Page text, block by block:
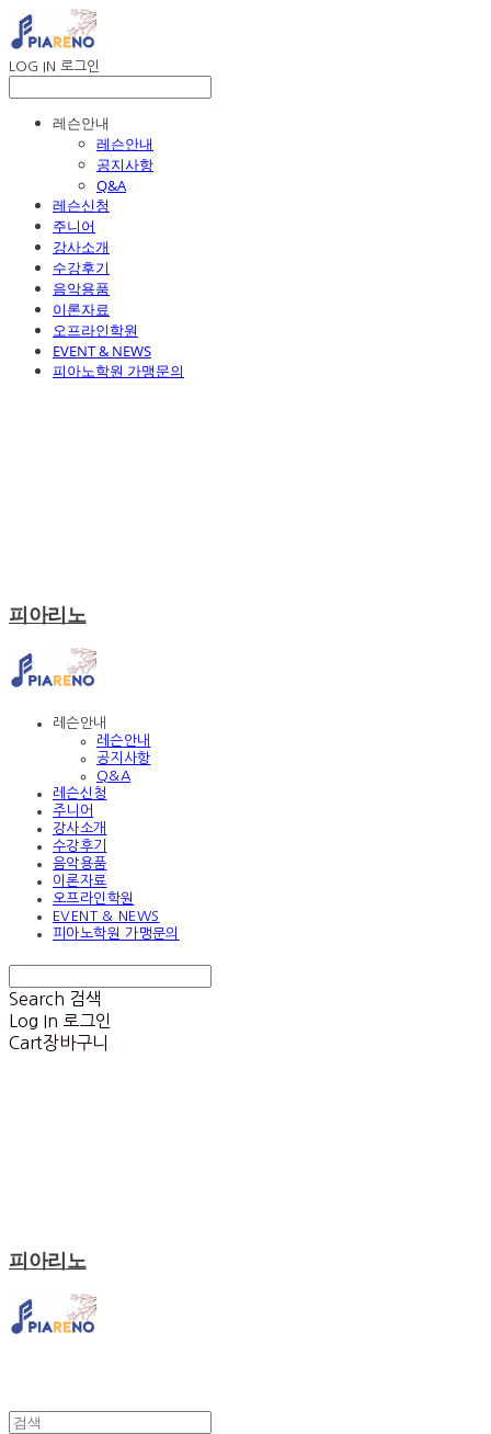
LOG IN 로그인
레슨안내
레슨안내
공지사항
Q&A
레슨신청
주니어
강사소개
수강후기
음악용품
이론자료
오프라인학원
EVENT & NEWS
피아노학원 가맹문의
피아리노
레슨안내
레슨안내
공지사항
Q&A
레슨신청
주니어
강사소개
수강후기
음악용품
이론자료
오프라인학원
EVENT & NEWS
피아노학원 가맹문의
Search 검색
Log In 로그인
Cart장바구니
피아리노